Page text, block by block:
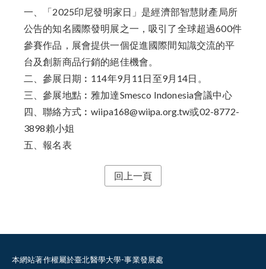
一、「2025印尼發明家日」是經濟部智慧財產局所
公告的知名國際發明展之一，吸引了全球超過600件
參賽作品，展會提供一個促進國際間知識交流的平
台及創新商品行銷的絕佳機會。
二、參展日期︰114年9月11日至9月14日。
三、參展地點︰雅加達Smesco Indonesia會議中心
四、聯絡方式︰wiipa168@wiipa.org.tw或02-8772-
3898賴小姐
五、報名表
回上一頁
本網站著作權屬於臺北醫學大學-事業發展處